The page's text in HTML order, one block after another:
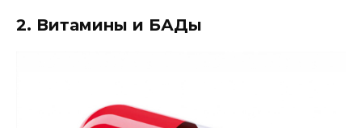
2. Витамины и БАДы